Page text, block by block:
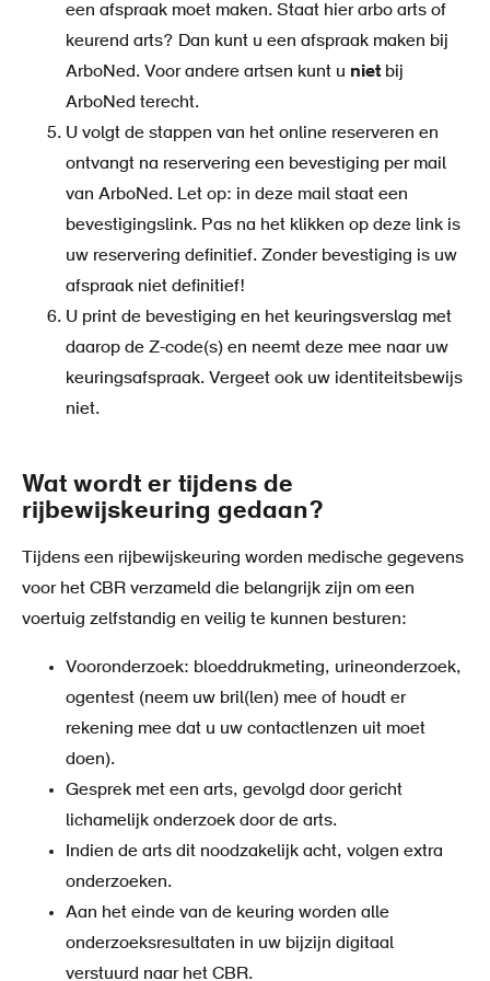
een afspraak moet maken. Staat hier arbo arts of
keurend arts? Dan kunt u een afspraak maken bij
ArboNed. Voor andere artsen kunt u niet bij
ArboNed terecht.
U volgt de stappen van het online reserveren en
ontvangt na reservering een bevestiging per mail
van ArboNed. Let op: in deze mail staat een
bevestigingslink. Pas na het klikken op deze link is
uw reservering definitief. Zonder bevestiging is uw
afspraak niet definitief!
U print de bevestiging en het keuringsverslag met
daarop de Z-code(s) en neemt deze mee naar uw
keuringsafspraak. Vergeet ook uw identiteitsbewijs
niet.
Wat wordt er tijdens de
rijbewijskeuring gedaan?
Tijdens een rijbewijskeuring worden medische gegevens
voor het CBR verzameld die belangrijk zijn om een
voertuig zelfstandig en veilig te kunnen besturen:
Vooronderzoek: bloeddrukmeting, urineonderzoek,
ogentest (neem uw bril(len) mee of houdt er
rekening mee dat u uw contactlenzen uit moet
doen).
Gesprek met een arts, gevolgd door gericht
lichamelijk onderzoek door de arts.
Indien de arts dit noodzakelijk acht, volgen extra
onderzoeken.
Aan het einde van de keuring worden alle
onderzoeksresultaten in uw bijzijn digitaal
verstuurd naar het CBR.